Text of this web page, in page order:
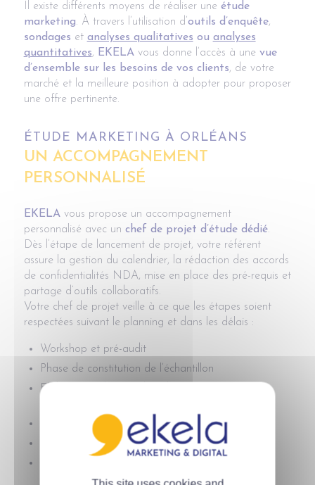
Il existe différents moyens de réaliser une étude
marketing. À travers l’utilisation d’ outils d’enquête,
sondages et analyses qualitatives ou analyses
quantitatives, EKELAvous donne l’accès à une vue
d’ensemble sur les besoins de vos clients, de votre
marché et la meilleure position à adopter pour proposer
une offre pertinente.
ÉTUDE MARKETING À ORLÉANS
UN ACCOMPAGNEMENT
PERSONNALISÉ
EKELAvous propose un accompagnement
personnalisé avec un chef de projet d’étude dédié.
Dès l’étape de lancement de projet, votre référent
assure la gestion du calendrier, la rédaction des accords
de confidentialités NDA, mise en place des pré-requis et
partage d’outils collaboratifs.
Votre chef de projet veille à ce que les étapes soient
respectées suivant le planning et dans les délais :
Workshop et pré-audit
Phase de constitution de l’échantillon
Elaboration du plan d’étude qualitative ou
Réalisation des enquêtes
Analyse des données recueillies